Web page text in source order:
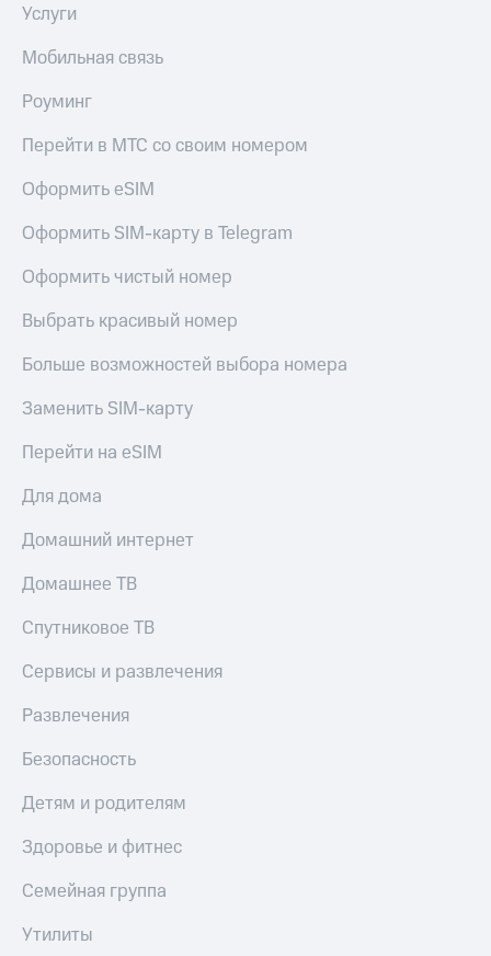
и
часы
трекеры
Умный
Планшеты
Акции
скидки
Все
Услуги
Мобильная связь
Роуминг
Перейти в МТС со своим номером
Оформить eSIM
Оформить SIM-карту в Telegram
Оформить чистый номер
Выбрать красивый номер
Больше возможностей выбора номера
Заменить SIM-карту
Перейти на eSIM
Для дома
Домашний интернет
Домашнее ТВ
Спутниковое ТВ
Сервисы и развлечения
Развлечения
Безопасность
Детям и родителям
Здоровье и фитнес
Семейная группа
Утилиты